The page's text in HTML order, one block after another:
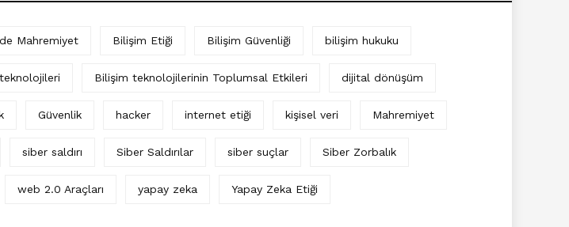
Mahremiyet Bilişim Etiği Bilişim Güvenliği bilişim hukuku
Bilişim teknolojilerinin Toplumsal Etkileri dijital dönüşüm
Güvenlik hacker internet etiği kişisel veri Mahremiyet
siber saldırı Siber Saldırılar siber suçlar Siber Zorbalık
web 2.0 Araçları yapay zeka Yapay Zeka Etiği